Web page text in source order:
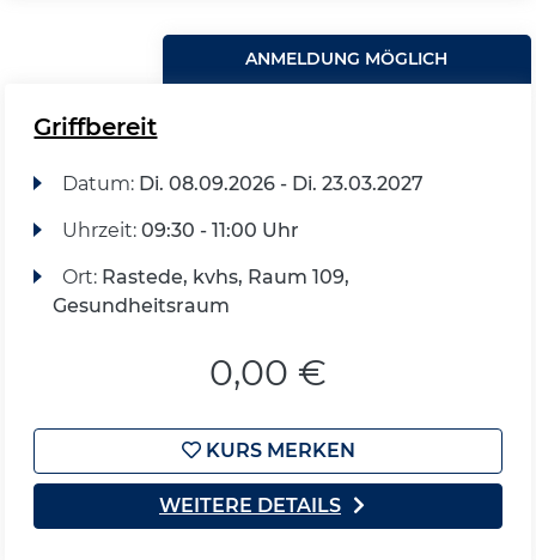
ANMELDUNG MÖGLICH
Griffbereit
Datum: Di. 08.09.2026 - Di. 23.03.2027
Uhrzeit: 09:30 - 11:00 Uhr
Ort: Rastede, kvhs, Raum 109,
Gesundheitsraum
0,00 €
KURS MERKEN
WEITERE DETAILS